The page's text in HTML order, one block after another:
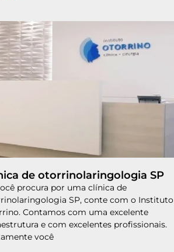
de otorrinolaringologia SP
procura por uma clínica de
SP, conte com o Instituto
Contamos com uma excelente
e com excelentes profissionais.
você